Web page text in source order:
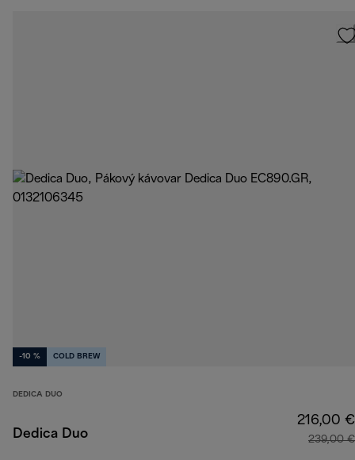
-10 % COLD BREW
DEDICA DUO
Dedica Duo
216,00 €
239,00 €